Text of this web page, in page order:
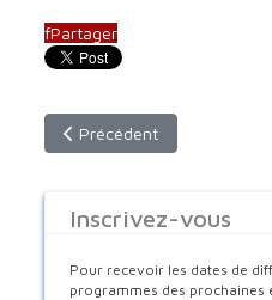
fPartager
Article précédent :
Précédent
Inscrivez-vous
Pour recevoir les dates de
programmes des prochaines